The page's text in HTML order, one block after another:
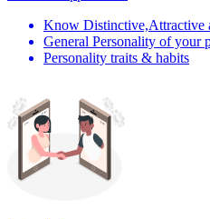
Know Distinctive,Attractive
General Personality of your
Personality traits & habits